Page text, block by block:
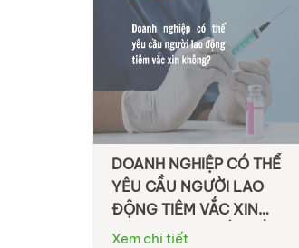
DOANH NGHIỆP CÓ THỂ
YÊU CẦU NGƯỜI LAO
ĐỘNG TIÊM VẮC XIN
KHÔNG? CÁC VẤN ĐỀ LAO
Xem chi tiết